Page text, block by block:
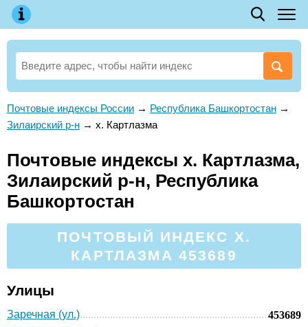
Почтовые индексы России → Республика Башкортостан →
Зилаирский р-н → х. Картлазма
Почтовые индексы х. Картлазма,
Зилаирский р-н, Республика
Башкортостан
ПОЧТОВЫЙ ИНДЕКС Х.
КАРТЛАЗМА 453689
Улицы
Заречная (ул.)
453689